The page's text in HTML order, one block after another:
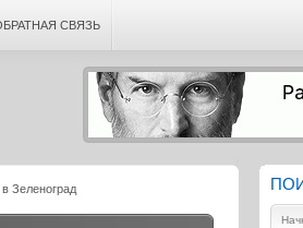
СВЯЗЬ
Зеленоград